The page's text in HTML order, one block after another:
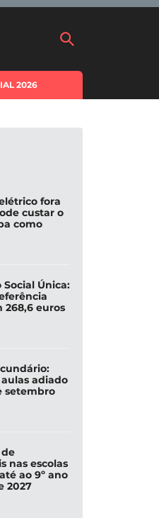
2026
fora
custar o
como
Social Única:
268,6 euros
adiado
setembro
nas escolas
ao 9º ano
2027